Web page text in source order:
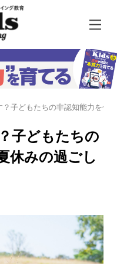
？子どもたちの非認知能力を伸
子どもたちの
休みの過ごし